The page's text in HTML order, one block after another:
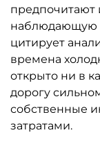
предпочитают
наблюдающую
цитирует
времена
открыто ни в
дорогу
собственные
затратами.